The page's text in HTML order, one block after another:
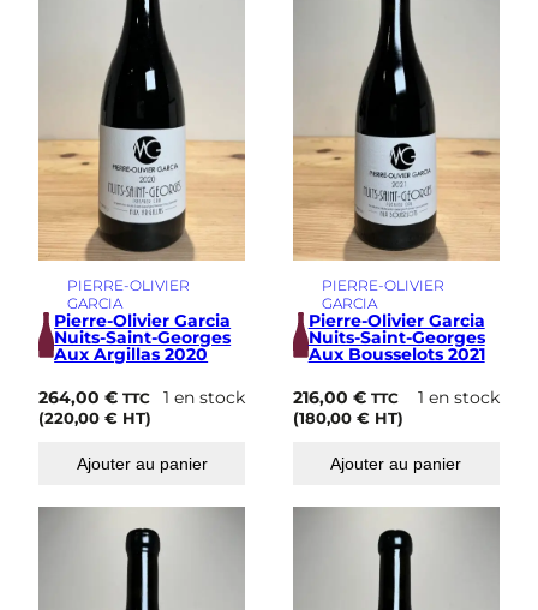
PIERRE-OLIVIER
GARCIA
Pierre-Olivier Garcia
Nuits-Saint-Georges
Aux Argillas 2020
264,00€ TTC
(220,00€ HT)
1 en stock
Ajouter au panier
PIERRE-OLIVIER
GARCIA
Pierre-Olivier Garcia
Nuits-Saint-Georges
Aux Bousselots 2021
216,00 € TTC
(180,00 €HT)
1 en stock
Ajouter au panier